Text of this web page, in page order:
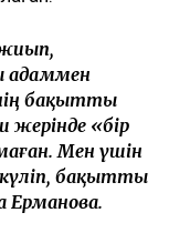
жиып,
адаммен
бақытты
жерінде «бір
Мен үшін
бақытты
Ерманова.